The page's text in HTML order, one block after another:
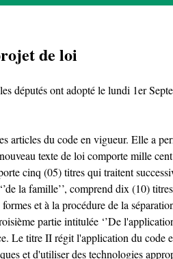
de loi
ont adopté le lundi 1er
articles du code en vigueur. Elle a
texte de loi comporte mille
cinq (05) titres qui traitent
la famille’’, comprend dix (10)
et à la procédure de la
partie intitulée ‘’De
Le titre II régit l'application du code
et d'utiliser des technologies